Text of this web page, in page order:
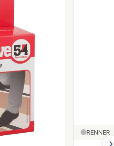
RENNER